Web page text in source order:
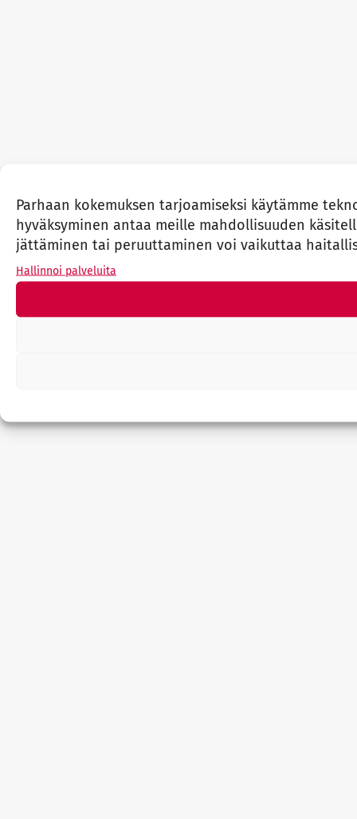
Parhaan kokemuksen tarjoamiseksi käytämme
hyväksyminen antaa meille mahdollisuuden
jättäminen tai peruuttaminen voi vaikuttaa
Hallinnoi palveluita